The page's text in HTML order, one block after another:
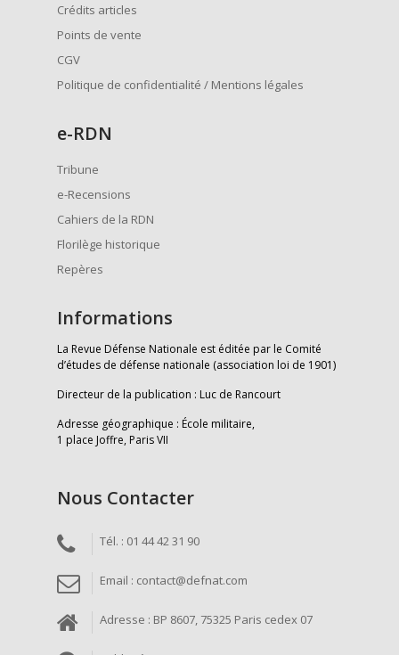
Crédits articles
Points de vente
CGV
Politique de confidentialité / Mentions légales
e-RDN
Tribune
e-Recensions
Cahiers de la RDN
Florilège historique
Repères
Informations
La Revue Défense Nationale est éditée par le Comité
d’études de défense nationale (association loi de 1901)
Directeur de la publication : Luc de Rancourt
Adresse géographique : École militaire,
1 place Joffre, Paris VII
Nous Contacter
Tél. : 01 44 42 31 90
Email : contact@defnat.com
Adresse : BP 8607, 75325 Paris cedex 07